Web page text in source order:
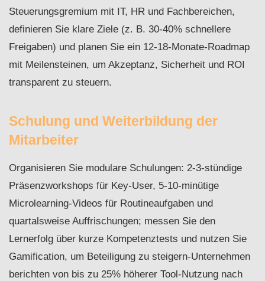
Steuerungsgremium mit IT, HR und Fachbereichen,
definieren Sie klare Ziele (z. B. 30-40% schnellere
Freigaben) und planen Sie ein 12-18‑Monate-Roadmap
mit Meilensteinen, um Akzeptanz, Sicherheit und ROI
transparent zu steuern.
Schulung und Weiterbildung der
Mitarbeiter
Organisieren Sie modulare Schulungen: 2-3‑stündige
Präsenzworkshops für Key-User, 5-10‑minütige
Microlearning-Videos für Routineaufgaben und
quartalsweise Auffrischungen; messen Sie den
Lernerfolg über kurze Kompetenztests und nutzen Sie
Gamification, um Beteiligung zu steigern-Unternehmen
berichten von bis zu 25% höherer Tool‑Nutzung nach